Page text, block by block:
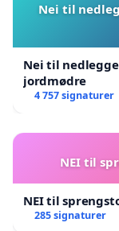
Nei til
Nei til
jordmødre
4 757 signaturer
NEI til
NEI til
285 signaturer